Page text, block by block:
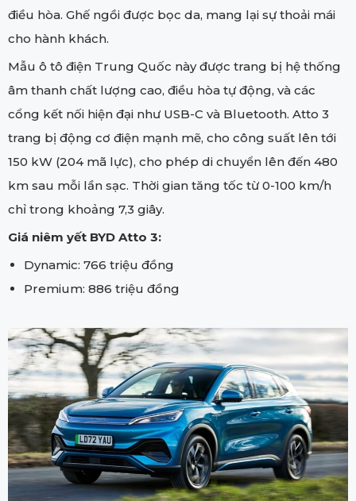
điều hòa. Ghế ngồi được bọc da, mang lại sự thoải mái
cho hành khách.
Mẫu ô tô điện Trung Quốc này được trang bị hệ thống
âm thanh chất lượng cao, điều hòa tự động, và các
cổng kết nối hiện đại như USB-C và Bluetooth. Atto 3
trang bị động cơ điện mạnh mẽ, cho công suất lên tới
150 kW (204 mã lực), cho phép di chuyển lên đến 480
km sau mỗi lần sạc. Thời gian tăng tốc từ 0-100 km/h
chỉ trong khoảng 7,3 giây.
Giá niêm yết BYD Atto 3:
Dynamic: 766 triệu đồng
Premium: 886 triệu đồng